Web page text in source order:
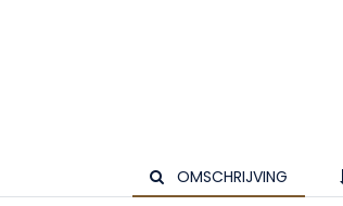
OMSCHRIJVING